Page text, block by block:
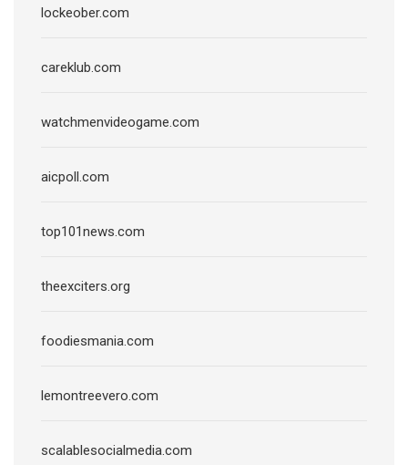
lockeober.com
careklub.com
watchmenvideogame.com
aicpoll.com
top101news.com
theexciters.org
foodiesmania.com
lemontreevero.com
scalablesocialmedia.com